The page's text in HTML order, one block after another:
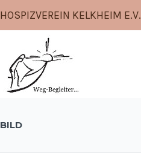
HOSPIZVEREIN KELKHEIM E.V.
BILD